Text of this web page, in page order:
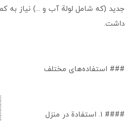
جديد (كه شامل لولة آب و ...) نياز به
داشت.
### استفاده‌های مختلف
#### ۱. استفادة در منزل